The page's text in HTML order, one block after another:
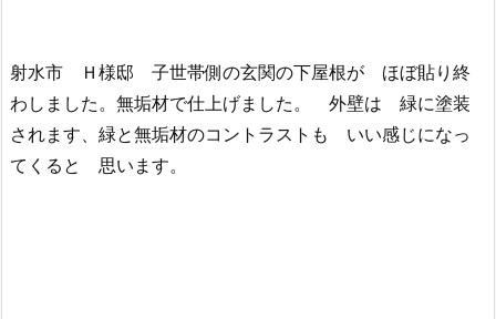
射水市 Ｈ様邸 子世帯側の玄関の下屋根が ほぼ貼り終
わしました。無垢材で仕上げました。 外壁は 緑に塗装
されます、緑と無垢材のコントラストも いい感じになっ
てくると 思います。